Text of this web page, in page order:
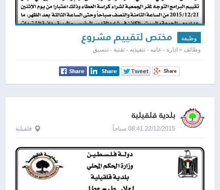
وظيفة مختص لتقييم مشروع
وظائف » ادارة - عامه - تنفيذيه - تقنية - تنسيق
بلدية قلقيلية
22/12/2015 08:41 صباحاً قلقيلية